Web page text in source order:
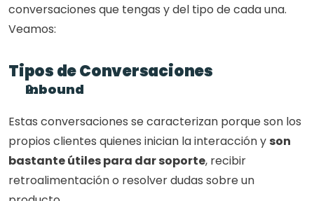
conversaciones que tengas y del tipo de cada una.
Veamos:
Tipos de Conversaciones
Inbound
Estas conversaciones se caracterizan porque son los
propios clientes quienes inician la interacción y son
bastante útiles para dar soporte, recibir
retroalimentación o resolver dudas sobre un